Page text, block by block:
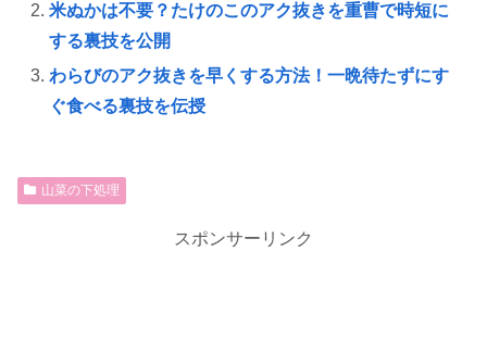
米ぬかは不要？たけのこのアク抜きを重曹で時短に
する裏技を公開
わらびのアク抜きを早くする方法！一晩待たずにす
ぐ食べる裏技を伝授
山菜の下処理
スポンサーリンク